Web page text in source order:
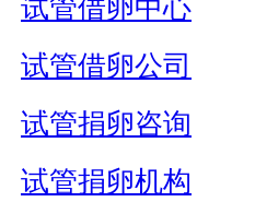
试管借卵中心
试管借卵公司
试管捐卵咨询
试管捐卵机构